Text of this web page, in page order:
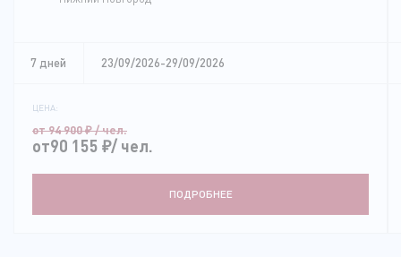
7 дней 23/09/2026-29/09/2026
ЦЕНА:
от 94 900₽/ чел.
от90 155 ₽/ чел.
ПОДРОБНЕЕ